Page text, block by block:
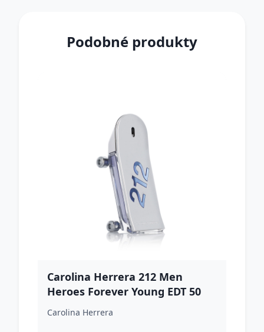
Podobné produkty
Carolina Herrera 212 Men
Heroes Forever Young EDT 50
ml M
Carolina Herrera